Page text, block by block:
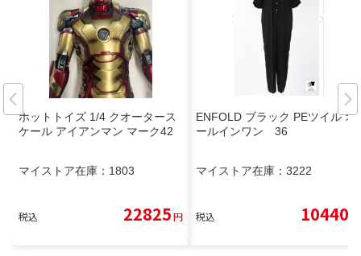
ホットトイズ 1/4 クオータース
ケール アイアンマン マーク42
マイストア在庫： 1803
税込 22825円
ENFOLD ブラック PEツイル オ
ールインワン 36
マイストア在庫： 3222
税込 10440